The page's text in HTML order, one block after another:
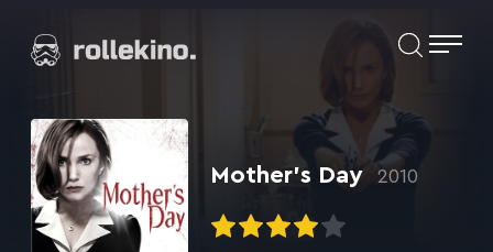
suoraan
Elokuvat ja elokuva-arviot | Rollekino.fi
jälkeen.
Mother’s Day 2010